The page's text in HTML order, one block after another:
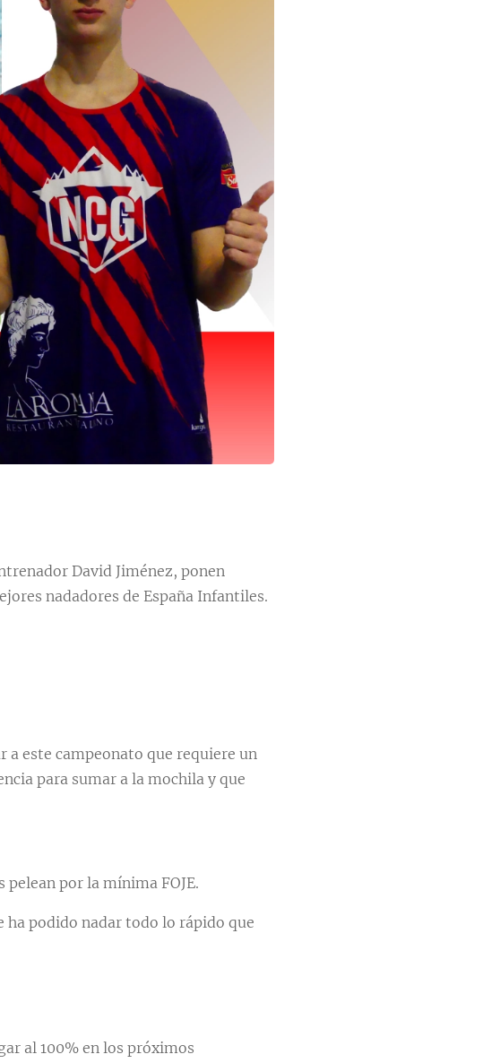
David Jiménez, ponen
nadadores de España Infantiles.
a este campeonato que requiere un
para sumar a la mochila y que
por la mínima FOJE.
ha podido nadar todo lo rápido que
al 100% en los próximos